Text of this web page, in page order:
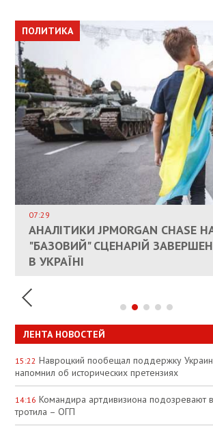
ПОЛИТИКА
КАНДИДАТ В ПРЕМЬЕРЫ
ЕС ПРЕКРАТИТЬ ВОЕННУЮ
УКРАИНЕ
ПОЛИТИКА
07:29
АНАЛІТИКИ JPMORGAN CHASE
"БАЗОВИЙ" СЦЕНАРІЙ
В УКРАЇНІ
ОБЩЕСТВО
ВЛАСНИКАМ ЗРУЙНОВАНОГО
ДОЗВОЛИЛИ НЕ ПЛАТИТИ ЗА
ПОЛИТИКА
ИНТЕГРАЦИЯ УКРАИНЫ В НАТО
СОСТОИТСЯ В БЛИЖАЙШЕЕ
РЮТТЕ
ЭКОНОМИКА
ПАЛИВНИЙ РИНОК РОЗІГРІЛИ
АНАЛІТИКИ ЗВИНУВАТИЛИ АЗС
СПЕКУЛЯЦІЇ
ЛЕНТА НОВОСТЕЙ
15:22 Навроцкий пообещал поддержку
напомнил об исторических претензиях
14:16 Командира артдивизиона подозревают
тротила – ОГП